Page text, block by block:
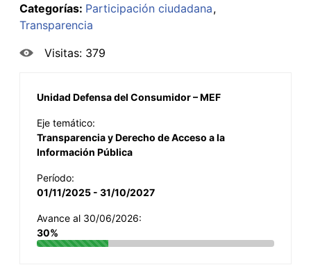
Categorías: Participación ciudadana
Transparencia
Visitas: 379
Unidad Defensa del Consumidor – MEF
Eje temático:
Transparencia y Derecho de Acceso a la
Información Pública
Período:
01/11/2025 - 31/10/2027
Avance al 30/06/2026:
30%